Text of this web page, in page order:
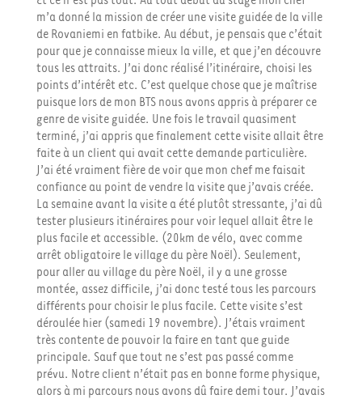
m’a donné la mission de créer une visite guidée de la ville
de Rovaniemi en fatbike. Au début, je pensais que c’était
pour que je connaisse mieux la ville, et que j’en découvre
tous les attraits. J’ai donc réalisé l’itinéraire, choisi les
points d’intérêt etc. C’est quelque chose que je maîtrise
puisque lors de mon BTS nous avons appris à préparer ce
genre de visite guidée. Une fois le travail quasiment
terminé, j’ai appris que finalement cette visite allait être
faite à un client qui avait cette demande particulière.
J’ai été vraiment fière de voir que mon chef me faisait
confiance au point de vendre la visite que j’avais créée.
La semaine avant la visite a été plutôt stressante, j’ai dû
tester plusieurs itinéraires pour voir lequel allait être le
plus facile et accessible. (20km de vélo, avec comme
arrêt obligatoire le village du père Noël). Seulement,
pour aller au village du père Noël, il y a une grosse
montée, assez difficile, j’ai donc testé tous les parcours
différents pour choisir le plus facile. Cette visite s’est
déroulée hier (samedi 19 novembre). J’étais vraiment
très contente de pouvoir la faire en tant que guide
principale. Sauf que tout ne s’est pas passé comme
prévu. Notre client n’était pas en bonne forme physique,
alors à mi parcours nous avons dû faire demi tour. J’avais